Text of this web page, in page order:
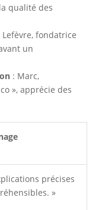
qualité des
fondatrice
un
: Marc,
», apprécie des
précises
»